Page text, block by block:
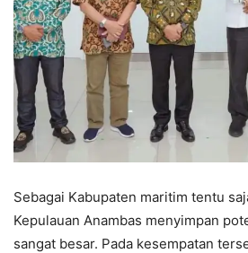
Sebagai Kabupaten maritim tentu
Kepulauan Anambas menyimpan
sangat besar. Pada kesempatan